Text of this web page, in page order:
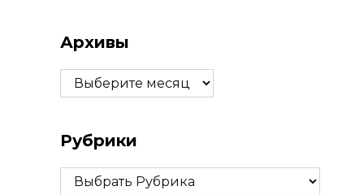
Архивы
Архивы
Рубрики
Рубрики